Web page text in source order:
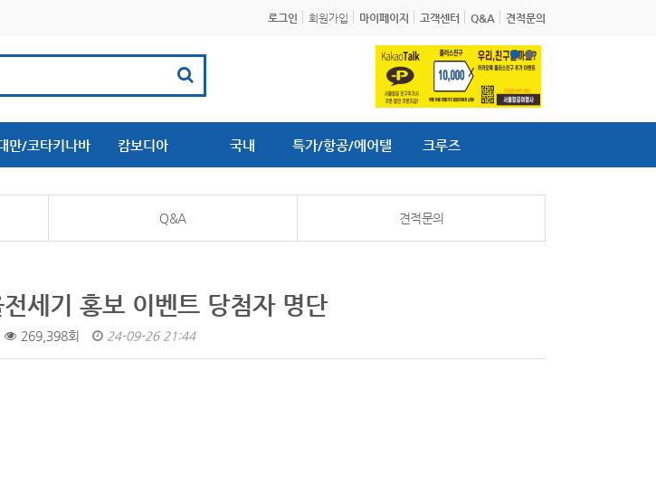
로그인 회원가입 마이페이지 고객센터 Q&A 견적문의
만/코타키나바
루
캄보디아 국내 특가/항공/에어텔 크루즈
Q&A 견적문의
세기 홍보 이벤트 당첨자 명단
269,398회 24-09-26 21:44